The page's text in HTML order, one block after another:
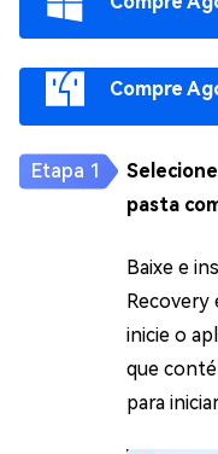
Compre
pasta
Baixe e
Recovery
inicie o
que
para